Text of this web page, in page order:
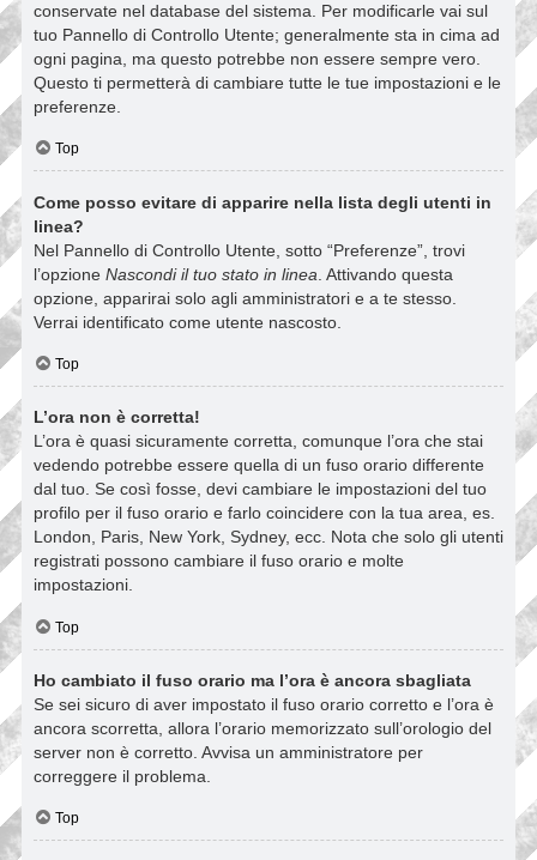
conservate nel database del sistema. Per modificarle vai sul
tuo Pannello di Controllo Utente; generalmente sta in cima ad
ogni pagina, ma questo potrebbe non essere sempre vero.
Questo ti permetterà di cambiare tutte le tue impostazioni e le
preferenze.
Top
Come posso evitare di apparire nella lista degli utenti in
linea?
Nel Pannello di Controllo Utente, sotto “Preferenze”, trovi
l’opzione Nascondi il tuo stato in linea . Attivando questa
opzione, apparirai solo agli amministratori e a te stesso.
Verrai identificato come utente nascosto.
Top
L’ora non è corretta!
L’ora è quasi sicuramente corretta, comunque l’ora che stai
vedendo potrebbe essere quella di un fuso orario differente
dal tuo. Se così fosse, devi cambiare le impostazioni del tuo
profilo per il fuso orario e farlo coincidere con la tua area, es.
London, Paris, New York, Sydney, ecc. Nota che solo gli utenti
registrati possono cambiare il fuso orario e molte
impostazioni.
Top
Ho cambiato il fuso orario ma l’ora è ancora sbagliata
Se sei sicuro di aver impostato il fuso orario corretto e l’ora è
ancora scorretta, allora l’orario memorizzato sull’orologio del
server non è corretto. Avvisa un amministratore per
correggere il problema.
Top